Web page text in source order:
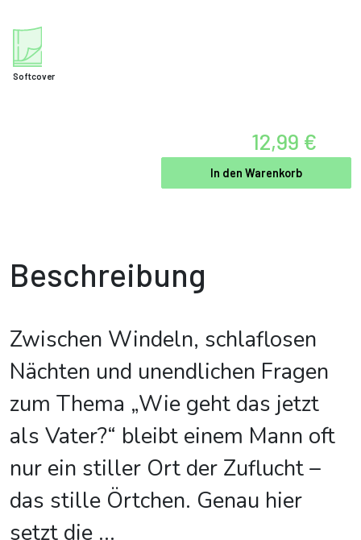
Softcover
12,99 €
In den Warenkorb
Beschreibung
Zwischen Windeln, schlaflosen
Nächten und unendlichen Fragen
zum Thema „Wie geht das jetzt
als Vater?“ bleibt einem Mann oft
nur ein stiller Ort der Zuflucht –
das stille Örtchen. Genau hier
setzt die ...